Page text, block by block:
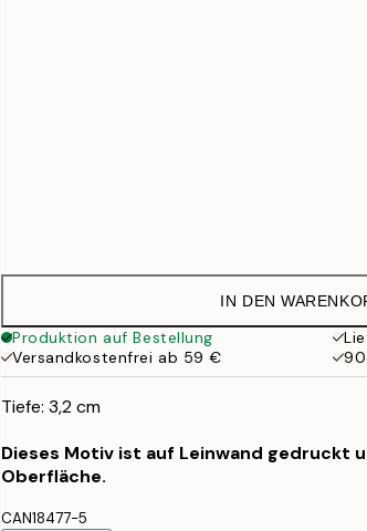
IN DEN
Produktion auf Bestellung
Versandkostenfrei ab 59 €
90
Tiefe: 3,2 cm
Dieses Motiv ist auf Leinwand gedruckt
Oberfläche.
CAN18477-5